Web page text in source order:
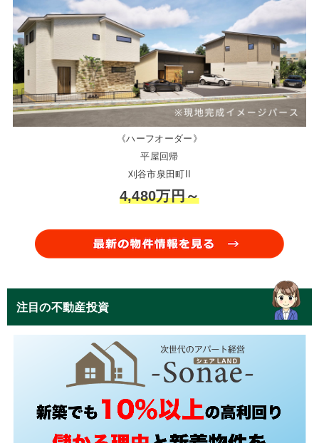
《ハーフオーダー》
平屋回帰
刈谷市泉田町II
4,480万円～
注目の不動産投資